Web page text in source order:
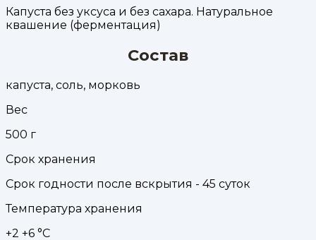
Капуста без уксуса и без сахара. Натуральное
квашение (ферментация)
Состав
капуста, соль, морковь
Вес
500 г
Срок хранения
Срок годности после вскрытия - 45 суток
Температура хранения
+2 +6 °С